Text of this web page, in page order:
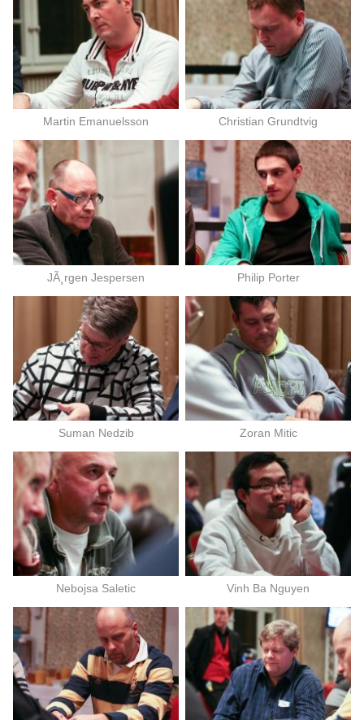
Martin Emanuelsson Christian Grundtvig
JÃ¸rgen Jespersen Philip Porter
Suman Nedzib Zoran Mitic
Nebojsa Saletic Vinh Ba Nguyen